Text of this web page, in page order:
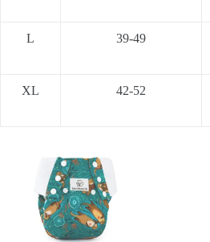
L 39-49
XL 42-52